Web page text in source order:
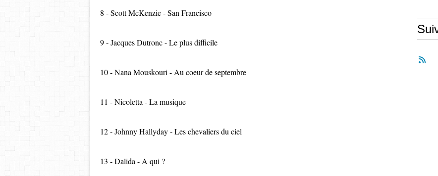
8 - Scott McKenzie - San Francisco
9 - Jacques Dutronc - Le plus difficile
10 - Nana Mouskouri - Au coeur de septembre
11 - Nicoletta - La musique
12 - Johnny Hallyday - Les chevaliers du ciel
13 - Dalida - A qui ?